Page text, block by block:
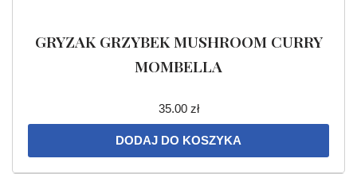
GRYZAK GRZYBEK MUSHROOM CURRY
MOMBELLA
35.00 zł
DODAJ DO KOSZYKA